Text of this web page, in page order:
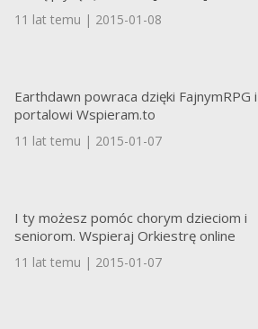
11 lat temu | 2015-01-08
Earthdawn powraca dzięki FajnymRPG i
portalowi Wspieram.to
11 lat temu | 2015-01-07
I ty możesz pomóc chorym dzieciom i
seniorom. Wspieraj Orkiestrę online
11 lat temu | 2015-01-07